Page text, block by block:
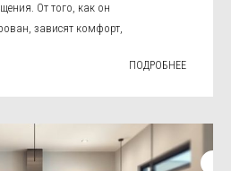
От того, как он
зависят комфорт,
ПОДРОБНЕЕ